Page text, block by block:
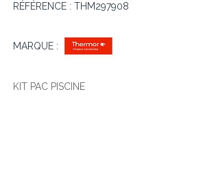
RÉFÉRENCE : THM297908
MARQUE :
KIT PAC PISCINE